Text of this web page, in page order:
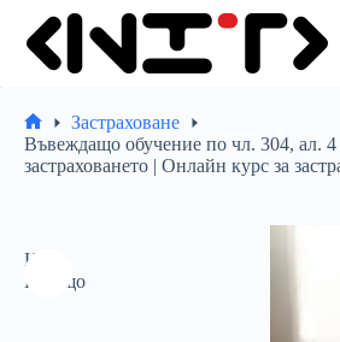
Премини
съдържанието
Начало
Застраховане
Въвеждащо обучение по чл. 304, ал. 4
застраховането | Онлайн курс за
Ново
Горещо